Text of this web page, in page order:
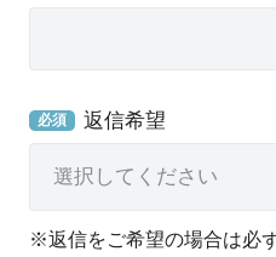
必須 返信希望
※返信をご希望の場合は必